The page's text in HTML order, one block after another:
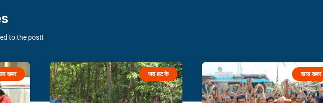
to the post!
खबर जरा हट के खास खबर